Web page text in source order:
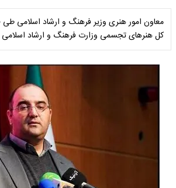
معاون امور هنری وزیر فرهنگ و ارشاد اسلامی
کل هنرهای تجسمی وزارت فرهنگ و ارشاد